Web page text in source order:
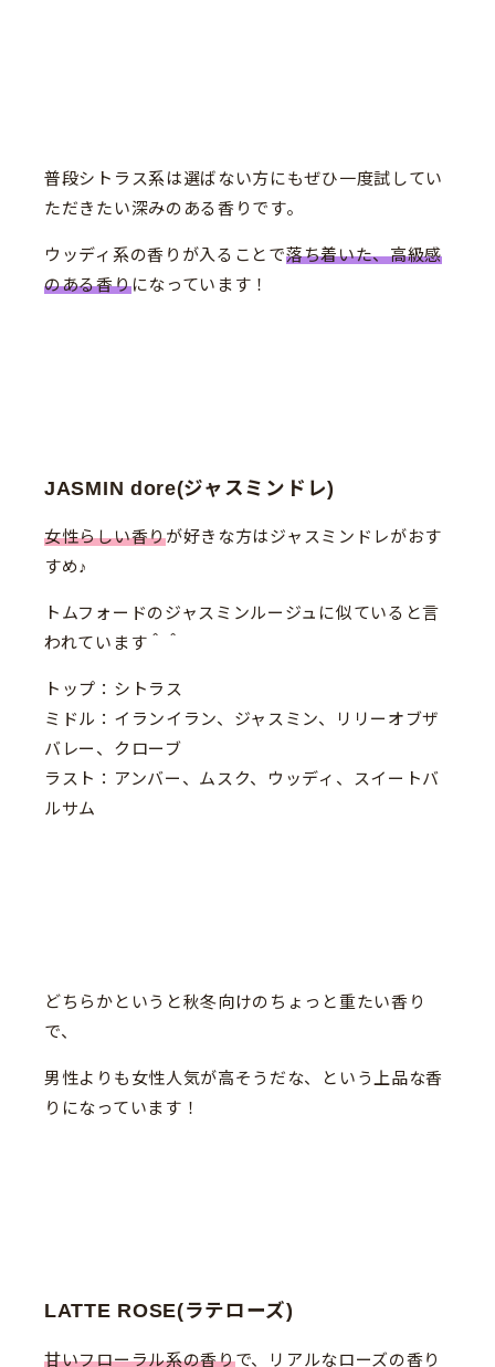
普段シトラス系は選ばない方にもぜひ一度試してい
ただきたい深みのある香りです。
ウッディ系の香りが入ることで落ち着いた、高級感
のある香りになっています！
JASMIN dore(ジャスミンドレ)
女性らしい香りが好きな方はジャスミンドレがおす
すめ♪
トムフォードのジャスミンルージュに似ていると言
われています＾＾
トップ：シトラス
ミドル：イランイラン、ジャスミン、リリーオブザ
バレー、クローブ
ラスト：アンバー、ムスク、ウッディ、スイートバ
ルサム
どちらかというと秋冬向けのちょっと重たい香り
で、
男性よりも女性人気が高そうだな、という上品な香
りになっています！
LATTE ROSE(ラテローズ)
甘いフローラル系の香りで、リアルなローズの香り